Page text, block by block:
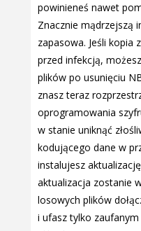
powinieneś nawet
Znacznie mądrzejszą
zapasowa. Jeśli kopia
przed infekcją,
plików po usunięciu
znasz teraz
oprogramowania
w stanie uniknąć
kodującego dane w
instalujesz
aktualizacja zostanie
losowych plików
i ufasz tylko